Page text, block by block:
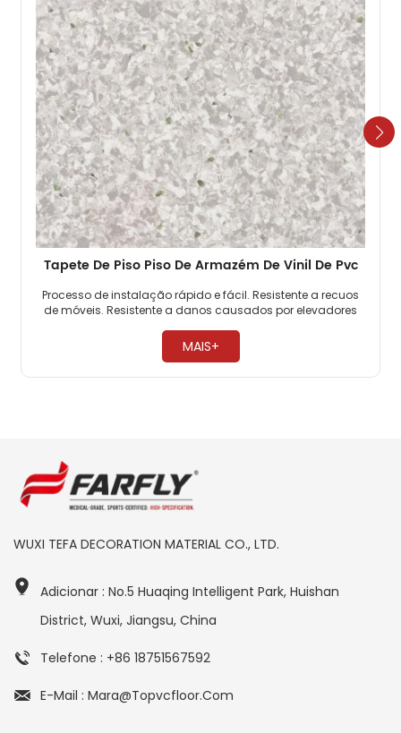
Tapete De Piso Piso De Armazém De Vinil De Pvc
Processo de instalação rápido e fácil. Resistente a recuos
de móveis. Resistente a danos causados ​​por elevadores
MAIS+
WUXI TEFA DECORATION MATERIAL CO., LTD.
Adicionar : No.5 Huaqing Intelligent Park, Huishan
District, Wuxi, Jiangsu, China
Telefone : +86 18751567592
E-Mail : Mara@topvcfloor.com